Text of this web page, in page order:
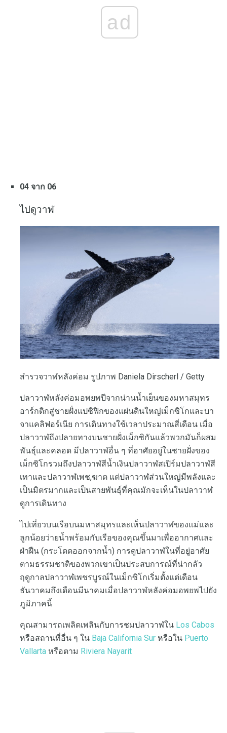
ad
04 จาก 06
ไปดูวาฬ
สำรวจวาฬหลังค่อม รูปภาพ Daniela Dirscherl / Getty
ปลาวาฬหลังค่อมอพยพปีจากน่านน้ำเย็นของมหาสมุทร
อาร์กติกสู่ชายฝั่งแปซิฟิกของแผ่นดินใหญ่เม็กซิโกและบา
จาแคลิฟอร์เนีย การเดินทางใช้เวลาประมาณสี่เดือน เมื่อ
ปลาวาฬถึงปลายทางบนชายฝั่งเม็กซิกันแล้วพวกมันก็ผสม
พันธุ์และคลอด มีปลาวาฬอื่น ๆ ที่อาศัยอยู่ในชายฝั่งของ
เม็กซิโกรวมถึงปลาวาฬสีน้ำเงินปลาวาฬสเปิร์มปลาวาฬสี
เทาและปลาวาฬเพช,ฆาต แต่ปลาวาฬส่วนใหญ่มีพลังและ
เป็นมิตรมากและเป็นสายพันธุ์ที่คุณมักจะเห็นในปลาวาฬ
ดูการเดินทาง
ไปเที่ยวบนเรือบนมหาสมุทรและเห็นปลาวาฬของแม่และ
ลูกน้อยว่ายน้ำพร้อมกับเรือของคุณขึ้นมาเพื่ออากาศและ
ฝ่าฝืน (กระโดดออกจากน้ำ) การดูปลาวาฬในที่อยู่อาศัย
ตามธรรมชาติของพวกเขาเป็นประสบการณ์ที่น่ากลัว
ฤดูกาลปลาวาฬเพชรบูรณ์ในเม็กซิโกเริ่มตั้งแต่เดือน
ธันวาคมถึงเดือนมีนาคมเมื่อปลาวาฬหลังค่อมอพยพไปยัง
ภูมิภาคนี้
คุณสามารถเพลิดเพลินกับการชมปลาวาฬใน Los Cabos
หรือสถานที่อื่น ๆ ใน Baja California Sur หรือใน Puerto
Vallarta หรือตาม Riviera Nayarit